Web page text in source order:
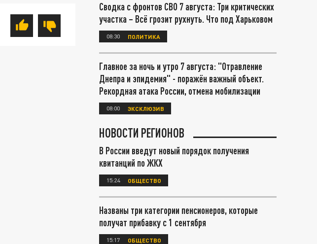
Сводка с фронтов СВО 7 августа: Три критических
участка – Всё грозит рухнуть. Что под Харьковом
08:30 ПОЛИТИКА
Главное за ночь и утро 7 августа: "Отравление
Днепра и эпидемия" - поражён важный объект.
Рекордная атака России, отмена мобилизации
08:00 ЭКСКЛЮЗИВ
НОВОСТИ РЕГИОНОВ
В России введут новый порядок получения
квитанций по ЖКХ
15:24 ОБЩЕСТВО
Названы три категории пенсионеров, которые
получат прибавку с 1 сентября
15:17 ОБЩЕСТВО